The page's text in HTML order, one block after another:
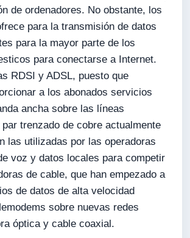
de ordenadores. No obstante, los
para la transmisión de datos
para la mayor parte de los
para conectarse a Internet.
RDSI y ADSL, puesto que
a los abonados servicios
ancha sobre las líneas
trenzado de cobre actualmente
las utilizadas por las operadoras
voz y datos locales para competir
de cable, que han empezado a
de datos de alta velocidad
sobre nuevas redes
óptica y cable coaxial.